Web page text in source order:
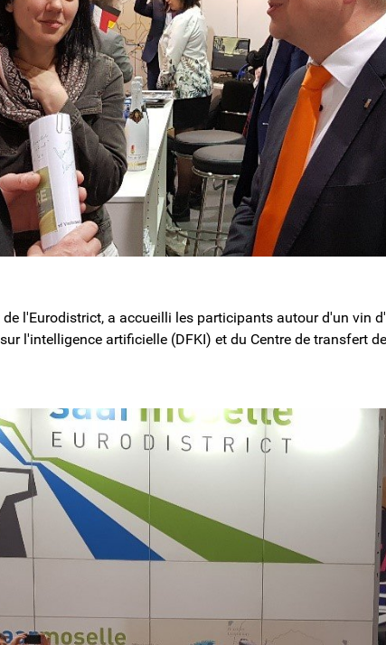
l'Eurodistrict, a accueilli les participants autour d'un vin
l'intelligence artificielle (DFKI) et du Centre de transfert